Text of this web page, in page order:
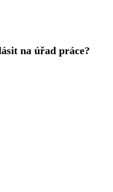
na úřad práce?